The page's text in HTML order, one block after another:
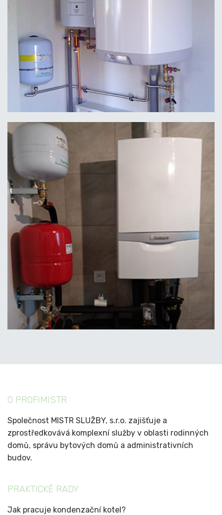
O PROFIMISTR
Společnost MISTR SLUŽBY, s.r.o. zajišťuje a
zprostředkovává komplexní služby v oblasti rodinných
domů, správu bytových domů a administrativních
budov.
PRAKTICKÉ RADY
Jak pracuje kondenzační kotel?